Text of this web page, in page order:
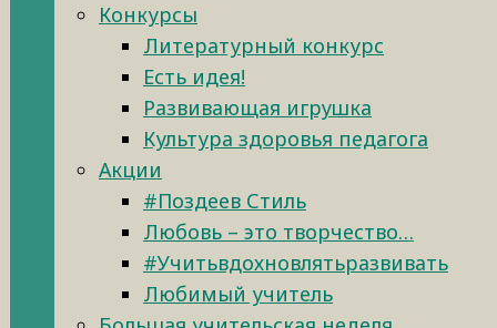
Конкурсы
Литературный конкурс
Есть идея!
Развивающая игрушка
Культура здоровья педагога
Акции
#Поздеев Стиль
Любовь – это творчество…
#Учитьвдохновлятьразвивать
Любимый учитель